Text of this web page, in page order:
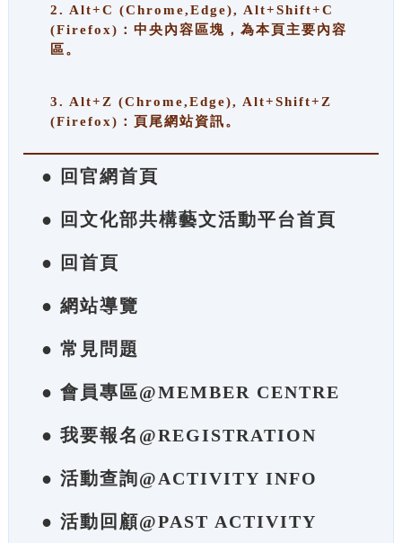
2. Alt+C (Chrome,Edge), Alt+Shift+C
(Firefox)：中央內容區塊，為本頁主要內容
區。
3. Alt+Z (Chrome,Edge), Alt+Shift+Z
(Firefox)：頁尾網站資訊。
● 回官網首頁
● 回文化部共構藝文活動平台首頁
● 回首頁
● 網站導覽
● 常見問題
● 會員專區@MEMBER CENTRE
● 我要報名@REGISTRATION
● 活動查詢@ACTIVITY INFO
● 活動回顧@PAST ACTIVITY